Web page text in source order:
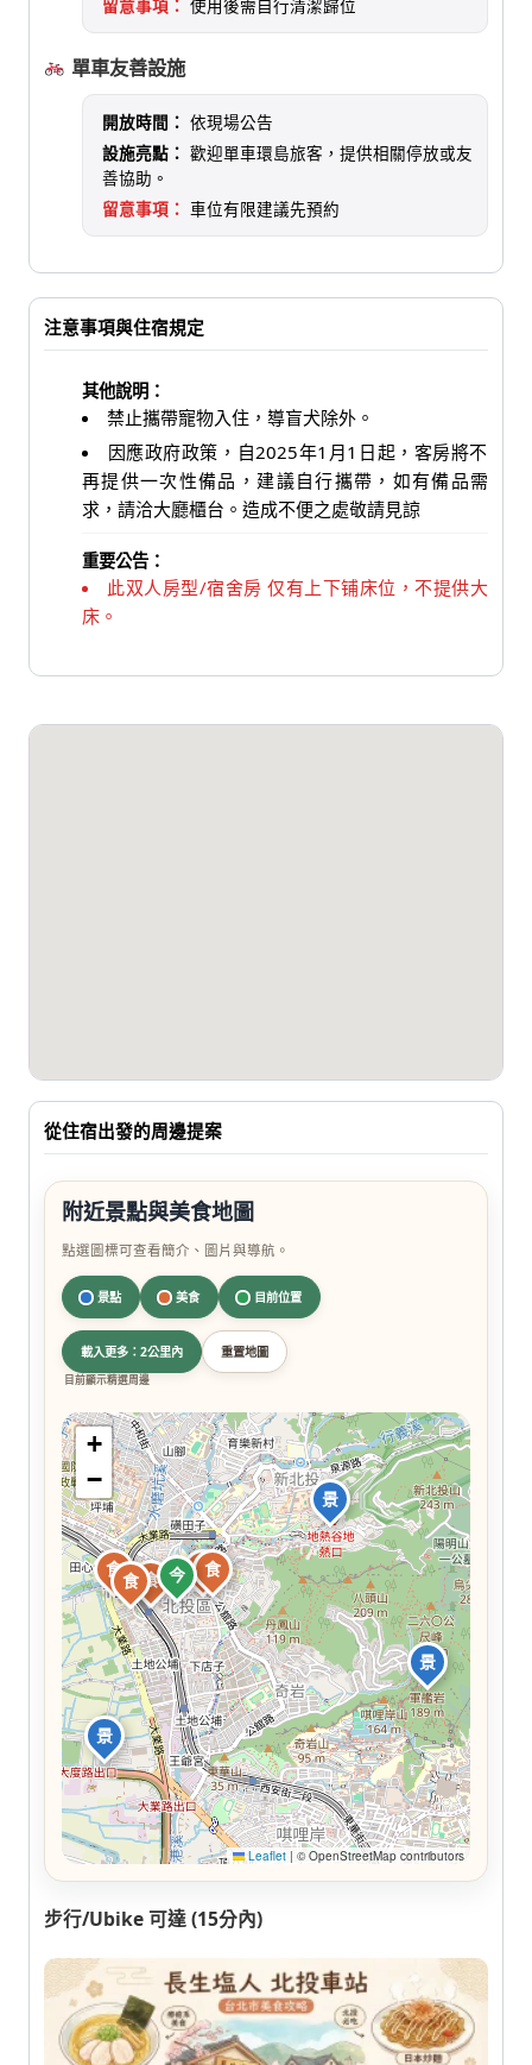
留意事項： 使用後需自行清潔歸位
單車友善設施
開放時間： 依現場公告
設施亮點： 歡迎單車環島旅客，提供相關停放或友
善協助。
留意事項： 車位有限建議先預約
注意事項與住宿規定
其他說明：
禁止攜帶寵物入住，導盲犬除外。
因應政府政策，自2025年1月1日起，客房將不
再提供一次性備品，建議自行攜帶，如有備品需
求，請洽大廳櫃台。造成不便之處敬請見諒
重要公告：
此双人房型/宿舍房 仅有上下铺床位，不提供大
床。
從住宿出發的周邊提案
附近景點與美食地圖
點選圖標可查看簡介、圖片與導航。
景點 美食 目前位置
載入更多：2公里內 重置地圖
目前顯示精選周邊
今 食
景
景
食
食
景
食
食
+
−
Leaflet | © OpenStreetMap contributors
步行/Ubike 可達 (15分內)